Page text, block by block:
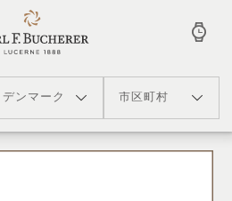
デンマーク 市区町村